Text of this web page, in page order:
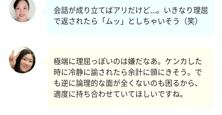
会話が成り立てばアリだけど...。いきなり理屈
で返されたら「ムッ」としちゃいそう（笑）
極端に理屈っぽいのは嫌だなあ。ケンカした
時に冷静に諭されたら余計に頭にきそう。で
も逆に論理的な面が全くないのも困るから、
適度に持ち合わせていてほしいですね。